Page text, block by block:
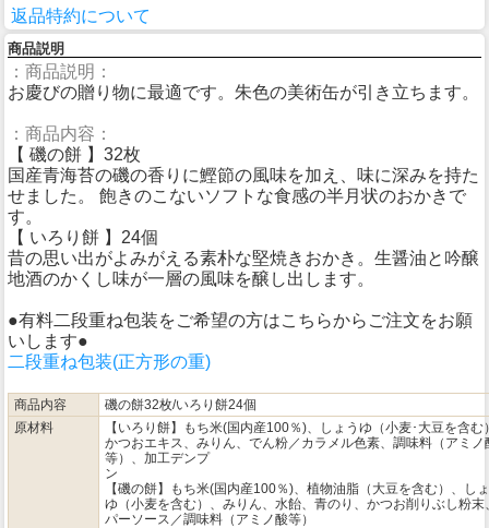
返品特約について
商品説明
：商品説明：
お慶びの贈り物に最適です。朱色の美術缶が引き立ちます。
：商品内容：
【 磯の餅 】32枚
国産青海苔の磯の香りに鰹節の風味を加え、味に深みを持た
せました。 飽きのこないソフトな食感の半月状のおかきで
す。
【 いろり餅 】24個
昔の思い出がよみがえる素朴な堅焼きおかき。生醤油と吟醸
地酒のかくし味が一層の風味を醸し出します。
●有料二段重ね包装をご希望の方はこちらからご注文をお願
いします●
二段重ね包装(正方形の重)
商品内容
磯の餅32枚/いろり餅24個
原材料
【いろり餅】もち米(国内産100％)、しょうゆ（小麦･大豆を含む
かつおエキス、みりん、でん粉／カラメル色素、調味料（アミノ
等）、加工デンプ
【磯の餅】もち米(国内産100％)、植物油脂（大豆を含む）、し
ゆ（小麦を含む）、みりん、水飴、青のり、かつお削りぶし粉末
パーソース／調味料（アミノ酸等）